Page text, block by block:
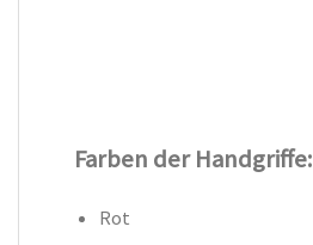
Farben der Handgriffe:
Rot